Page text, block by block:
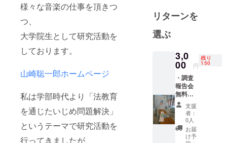
様々な音楽の仕事を頂きつ
つ、
大学院生として研究活動を
しております。
山崎聡一郎ホームページ
私は学部時代より「法教育
を通じたいじめ問題解決」
というテーマで研究活動を
行ってきましたが、
選定
在学中に慶
應義塾大学
より二年連
続で研究奨
励金を受給
法教育副教
材「こども
六法」、法
教育教材
「こども六
リターンを
選ぶ
3,0
00 円
残り
150
・調査
報告会
無料出
席権支援
者：
0人
お届
け予